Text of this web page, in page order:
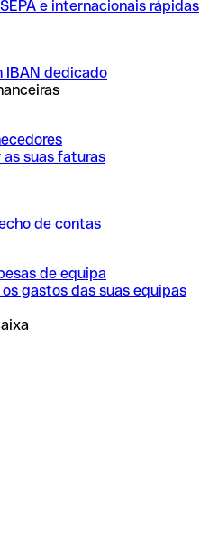
e internacionais rápidas
IBAN dedicado
suas faturas
de contas
de equipa
gastos das suas equipas